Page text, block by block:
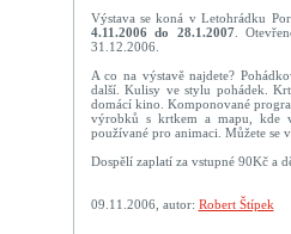
Výstava se koná v Letohrádku
4.11.2006 do 28.1.2007.
31.12.2006.
A co na výstavě najdete?
další. Kulisy ve stylu pohádek.
domácí kino. Komponované
výrobků s krtkem a mapu, kde
používané pro animaci. Můžete se
Dospělí zaplatí za vstupné 90Kč a
09.11.2006, autor: Robert Štípek